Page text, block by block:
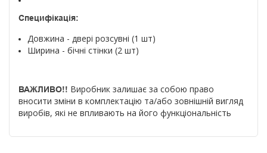
Специфікація:
Довжина - двері розсувні (1 шт)
Ширина - бічні стінки (2 шт)
ВАЖЛИВО!! Виробник залишає за собою право
вносити зміни в комплектацію та/або зовнішній вигляд
виробів, які не впливають на його функціональність